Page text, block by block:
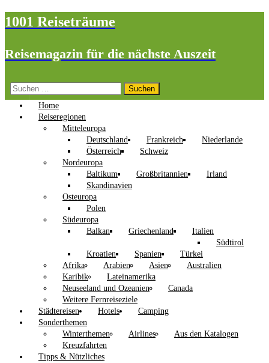
1001 Reiseträume
Reisemagazin für die nächste Auszeit
Suchen
nach:
Home
Reiseregionen
Mitteleuropa
Deutschland
Frankreich
Niederlande
Österreich
Schweiz
Nordeuropa
Baltikum
Großbritannien
Irland
Skandinavien
Osteuropa
Polen
Südeuropa
Balkan
Griechenland
Italien
Südtirol
Kroatien
Spanien
Türkei
Afrika
Arabien Asien
Australien
Karibik
Lateinamerika
Neuseeland und Ozeanien
Canada
Weitere Fernreiseziele
Städtereisen
Hotels
Camping
Sonderthemen
Winterthemen
Airlines
Aus den Katalogen
Kreuzfahrten
Tipps & Nützliches